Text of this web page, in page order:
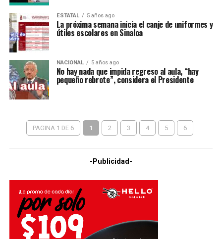
ESTATAL 5 años ago
La próxima semana inicia el canje de uniformes y
útiles escolares en Sinaloa
NACIONAL 5 años ago
No hay nada que impida regreso al aula, “hay
pequeño rebrote”, considera el Presidente
PAGINA 1 DE 6 1 2 3 4 5 6
-Publicidad-